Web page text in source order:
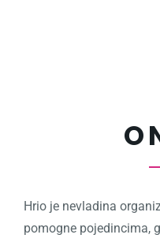
O
Hrio je nevladina
pomogne pojedincima,